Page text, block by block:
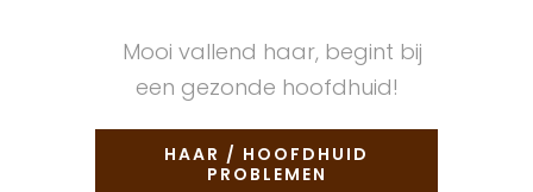
Mooi vallend haar, begint bij
een gezonde hoofdhuid!
HAAR / HOOFDHUID
PROBLEMEN